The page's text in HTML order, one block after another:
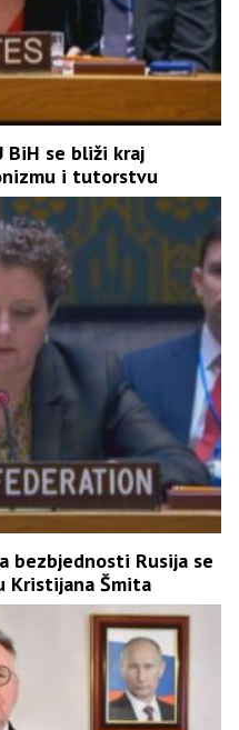
BiH se bliži kraj
i tutorstvu
bezbjednosti Rusija se
Kristijana Šmita